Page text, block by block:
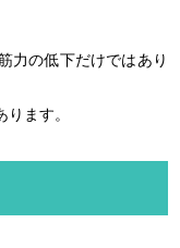
力の低下だけではあり
ます。